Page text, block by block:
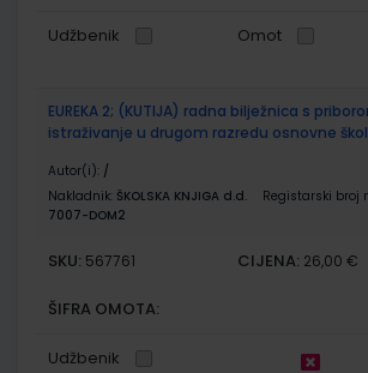
Udžbenik Omot
EUREKA 2; (KUTIJA) radna bilježnica s
istraživanje u drugom razredu osnovne
Autor(i): /
Nakladnik: ŠKOLSKA KNJIGA d.d.
Registarski broj
7007-DOM2
SKU: 567761 CIJENA: 26,00 €
ŠIFRA OMOTA:
Udžbenik